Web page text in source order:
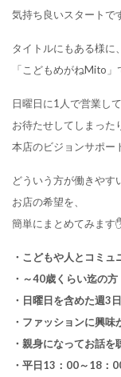
気持ち良いスタートで
タイトルにもある様に、
「こどもめがねMito」
日曜日に1人で営業し
お待たせしてしまった
本店のビジョンサポー
どういう方が働きやす
お店の希望を、
簡単にまとめてみます
・こどもや人とコミ
・～40歳くらい迄の方
・日曜日を含めた週3
・ファッションに興味
・親身になってお話を
・平日13：00～18：